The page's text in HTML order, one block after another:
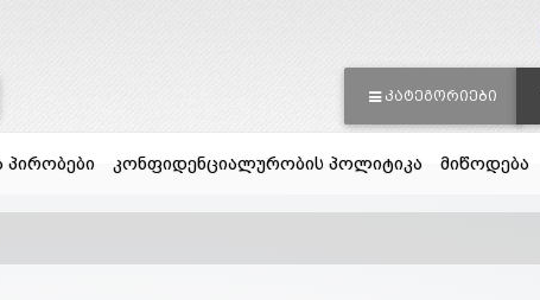
ᲙᲐᲢᲔᲒᲝᲠᲘᲔᲑᲘ
პირობები კონფიდენციალურობის პოლიტიკა მიწოდება